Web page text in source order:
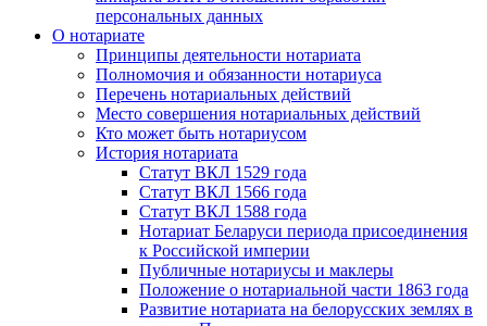
персональных данных
О нотариате
Принципы деятельности нотариата
Полномочия и обязанности нотариуса
Перечень нотариальных действий
Место совершения нотариальных действий
Кто может быть нотариусом
История нотариата
Статут ВКЛ 1529 года
Статут ВКЛ 1566 года
Статут ВКЛ 1588 года
Нотариат Беларуси периода присоединения
к Российской империи
Публичные нотариусы и маклеры
Положение о нотариальной части 1863 года
Развитие нотариата на белорусских землях в